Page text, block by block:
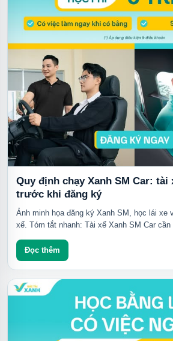
Quy định chạy Xanh SM Car:
trước khi đăng ký
Ảnh minh họa đăng ký Xanh SM, học lái xe
xế. Tóm tắt nhanh: Tài xế Xanh SM Car
Đọc thêm